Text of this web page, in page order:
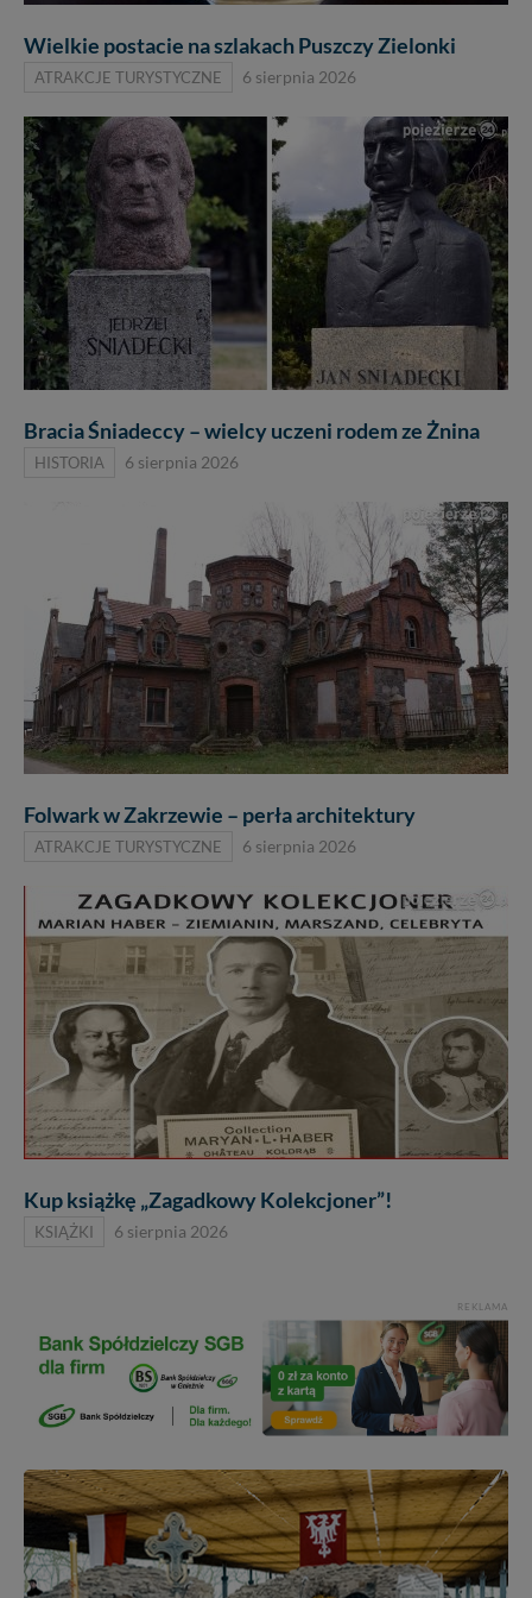
Wielkie postacie na szlakach Puszczy Zielonki
ATRAKCJE TURYSTYCZNE 6 sierpnia 2026
Bracia Śniadeccy – wielcy uczeni rodem ze Żnina
HISTORIA 6 sierpnia 2026
Folwark w Zakrzewie – perła architektury
ATRAKCJE TURYSTYCZNE 6 sierpnia 2026
Kup książkę „Zagadkowy Kolekcjoner”!
KSIĄŻKI 6 sierpnia 2026
REKLAMA
zrobić za Ciebie.
Dziękujemy.
Pojezierze Gnieźnieńskie - odkrywaj i wypoczywaj...
wakacje...